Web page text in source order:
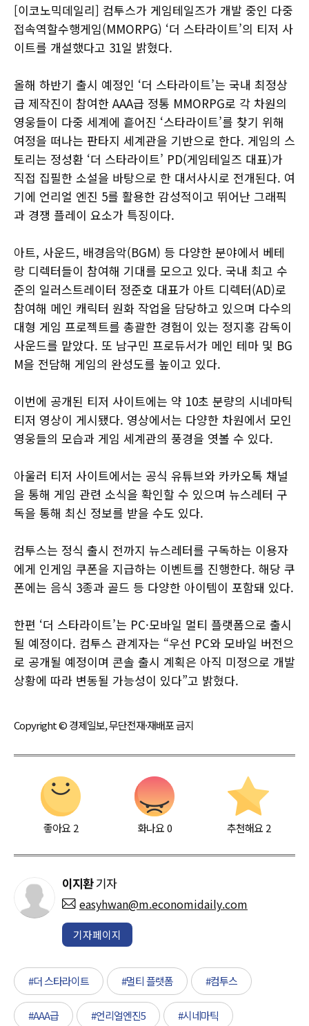
[이코노믹데일리] 컴투스가 게임테일즈가 개발 중인 다중
접속역할수행게임(MMORPG) ‘더 스타라이트’의 티저 사
이트를 개설했다고 31일 밝혔다.
올해 하반기 출시 예정인 ‘더 스타라이트’는 국내 최정상
급 제작진이 참여한 AAA급 정통 MMORPG로 각 차원의
영웅들이 다중 세계에 흩어진 ‘스타라이트’를 찾기 위해
여정을 떠나는 판타지 세계관을 기반으로 한다. 게임의 스
토리는 정성환 ‘더 스타라이트’ PD(게임테일즈 대표)가
직접 집필한 소설을 바탕으로 한 대서사시로 전개된다. 여
기에 언리얼 엔진 5를 활용한 감성적이고 뛰어난 그래픽
과 경쟁 플레이 요소가 특징이다.
아트, 사운드, 배경음악(BGM) 등 다양한 분야에서 베테
랑 디렉터들이 참여해 기대를 모으고 있다. 국내 최고 수
준의 일러스트레이터 정준호 대표가 아트 디렉터(AD)로
참여해 메인 캐릭터 원화 작업을 담당하고 있으며 다수의
대형 게임 프로젝트를 총괄한 경험이 있는 정지홍 감독이
사운드를 맡았다. 또 남구민 프로듀서가 메인 테마 및 BG
M을 전담해 게임의 완성도를 높이고 있다.
이번에 공개된 티저 사이트에는 약 10초 분량의 시네마틱
티저 영상이 게시됐다. 영상에서는 다양한 차원에서 모인
영웅들의 모습과 게임 세계관의 풍경을 엿볼 수 있다.
아울러 티저 사이트에서는 공식 유튜브와 카카오톡 채널
을 통해 게임 관련 소식을 확인할 수 있으며 뉴스레터 구
독을 통해 최신 정보를 받을 수도 있다.
컴투스는 정식 출시 전까지 뉴스레터를 구독하는 이용자
에게 인게임 쿠폰을 지급하는 이벤트를 진행한다. 해당 쿠
폰에는 음식 3종과 골드 등 다양한 아이템이 포함돼 있다.
한편 ‘더 스타라이트’는 PC·모바일 멀티 플랫폼으로 출시
될 예정이다. 컴투스 관계자는 “우선 PC와 모바일 버전으
로 공개될 예정이며 콘솔 출시 계획은 아직 미정으로 개발
상황에 따라 변동될 가능성이 있다”고 밝혔다.
Copyright © 경제일보, 무단전재·재배포 금지
좋아요 2 화나요0 추천해요 2
이지환기자
easyhwan@m.economidaily.com
기자페이지
#더 스타라이트 #멀티 플랫폼 #컴투스
#AAA급 #언리얼엔진5 #시네마틱